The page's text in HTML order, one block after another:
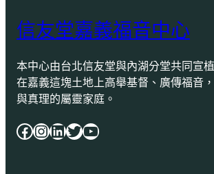
信友堂嘉義福音中心
本中心由台北信友堂與內湖分堂共同宣
在嘉義這塊土地上高舉基督、廣傳福音
與真理的屬靈家庭。
Facebook InstagramLinkedIn Twitter YouTube